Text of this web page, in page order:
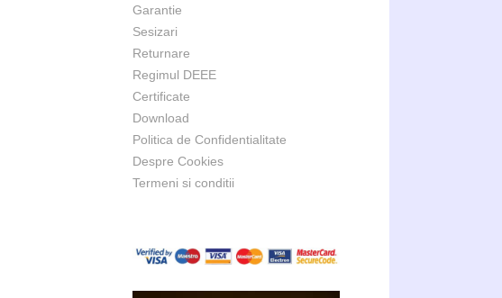
Garantie
Sesizari
Returnare
Regimul DEEE
Certificate
Download
Politica de Confidentialitate
Despre Cookies
Termeni si conditii